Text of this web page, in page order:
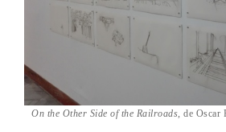
On the Other Side of the Railroads, de Oscar